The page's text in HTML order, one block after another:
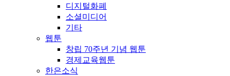
디지털화폐
소셜미디어
기타
웹툰
창립 70주년 기념 웹툰
경제교육웹툰
한은소식